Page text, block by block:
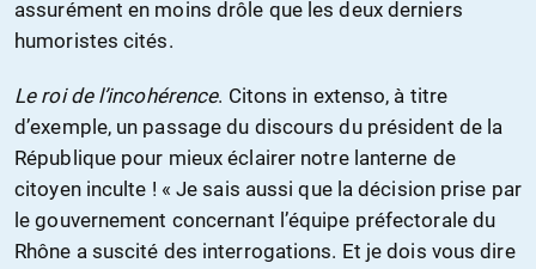
assurément en moins drôle que les deux derniers
humoristes cités.
Le roi de l’incohérence. Citons in extenso, à titre
d’exemple, un passage du discours du président de la
République pour mieux éclairer notre lanterne de
citoyen inculte ! « Je sais aussi que la décision prise par
le gouvernement concernant l’équipe préfectorale du
Rhône a suscité des interrogations. Et je dois vous dire